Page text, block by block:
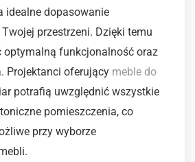
idealne dopasowanie
przestrzeni. Dzięki temu
optymalną funkcjonalność oraz
Projektanci oferujący meble do
potrafią uwzględnić wszystkie
pomieszczenia, co
przy wyborze